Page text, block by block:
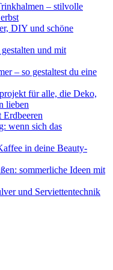
– stilvolle
DIY und schöne
und mit
– so gestaltest du eine
für alle, die Deko,
lieben
wenn sich das
in deine Beauty-
sommerliche Ideen mit
und Serviettentechnik